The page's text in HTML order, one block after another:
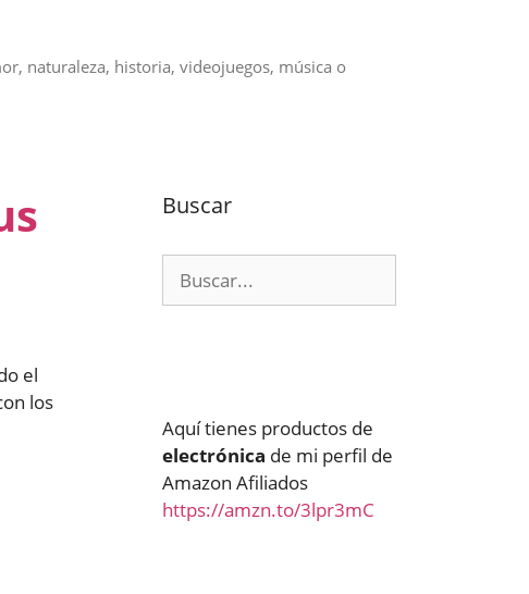
naturaleza, historia, videojuegos, música o
el
los
Buscar
Aquí tienes productos de
electrónica de mi perfil de
Amazon Afiliados
https://amzn.to/3lpr3mC